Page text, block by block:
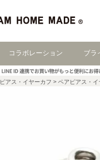
コラボレーション ブラ
ピアス・イヤーカフ ペアピアス・イ